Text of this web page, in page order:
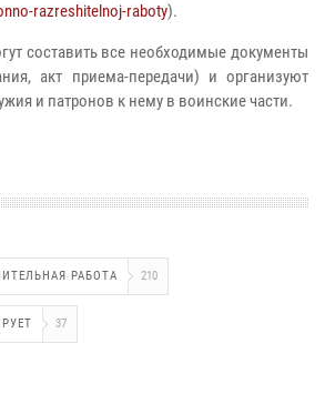
razreshitelnoj-raboty).
составить все необходимые документы
акт приема-передачи) и организуют
и патронов к нему в воинские части.
РАБОТА 210
37